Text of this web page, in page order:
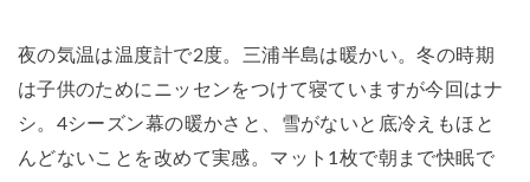
夜の気温は温度計で2度。三浦半島は暖かい。冬の時期
は子供のためにニッセンをつけて寝ていますが今回はナ
シ。4シーズン幕の暖かさと、雪がないと底冷えもほと
んどないことを改めて実感。マット1枚で朝まで快眠で